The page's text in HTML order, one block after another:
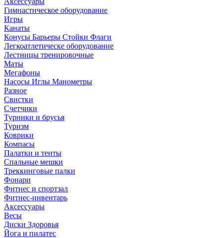
Гимнастическое оборудование
Игры
Канаты
Конусы Барьеры Стойки Флаги
Легкоатлетическе оборудование
Лестницы тренировочные
Маты
Мегафоны
Насосы Иглы Манометры
Разное
Свистки
Счетчики
Турники и брусья
Туризм
Коврики
Компасы
Палатки и тенты
Спальные мешки
Треккинговые палки
Фонари
Фитнес и спортзал
Фитнес-инвентарь
Аксессуары
Весы
Диски Здоровья
Йога и пилатес